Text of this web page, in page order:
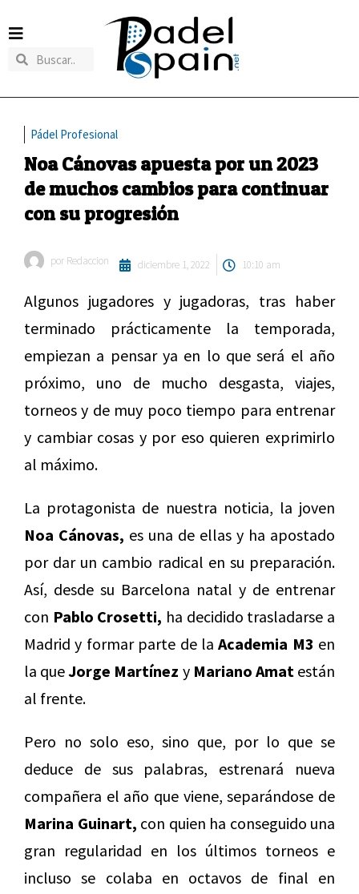
Pádel Profesional
Noa Cánovas apuesta por un 2023
de muchos cambios para continuar
con su progresión
por Redaccion diciembre 1, 2022 10:10 am
Algunos jugadores y jugadoras, tras haber
terminado prácticamente la temporada,
empiezan a pensar ya en lo que será el año
próximo, uno de mucho desgasta, viajes,
torneos y de muy poco tiempo para entrenar
y cambiar cosas y por eso quieren exprimirlo
al máximo.
La protagonista de nuestra noticia, la joven
Noa Cánovas, es una de ellas y ha apostado
por dar un cambio radical en su preparación.
Así, desde su Barcelona natal y de entrenar
con Pablo Crosetti, ha decidido trasladarse a
Madrid y formar parte de laAcademia M3 en
la queJorge Martínez y Mariano Amatestán
al frente.
Pero no solo eso, sino que, por lo que se
deduce de sus palabras, estrenará nueva
compañera el año que viene, separándose de
Marina Guinart, con quien ha conseguido una
gran regularidad en los últimos torneos e
incluso se colaba en octavos de final en